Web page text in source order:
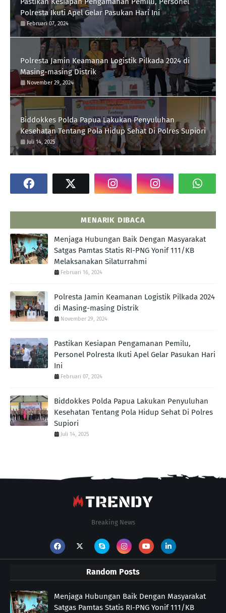
Polresta Ikuti Apel Gelar Pasukan Hari Ini
Februari 07, 2024
Polresta Jamin Keamanan Logistik Pilkada 2024 di
Masing-masing Distrik
November 29, 2024
Biddokkes Polda Papua Lakukan Penyuluhan
Kesehatan Tentang Pola Hidup Sehat Di Polres Supiori
Juli 14, 2025
MENARIK DIBACA
Menjaga Hubungan Baik Dengan Masyarakat
Satgas Pamtas Statis RI-PNG Yonif 111/KB
Melaksanakan Silaturrahmi
Februari 16, 2024
Polresta Jamin Keamanan Logistik Pilkada 2024
di Masing-masing Distrik
November 29, 2024
Pastikan Kesiapan Pengamanan Pemilu,
Personel Polresta Ikuti Apel Gelar Pasukan Hari
Ini
Februari 07, 2024
Biddokkes Polda Papua Lakukan Penyuluhan
Kesehatan Tentang Pola Hidup Sehat Di Polres
Supiori
Juli 14, 2025
Breaking News
Random Posts
Menjaga Hubungan Baik Dengan Masyarakat
Satgas Pamtas Statis RI-PNG Yonif 111/KB